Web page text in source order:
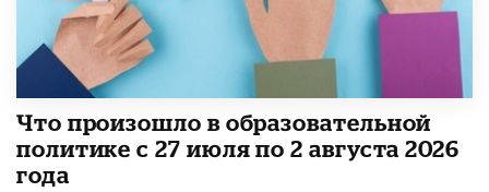
​Что произошло в образовательной
политике с 27 июля по 2 августа 2026
года